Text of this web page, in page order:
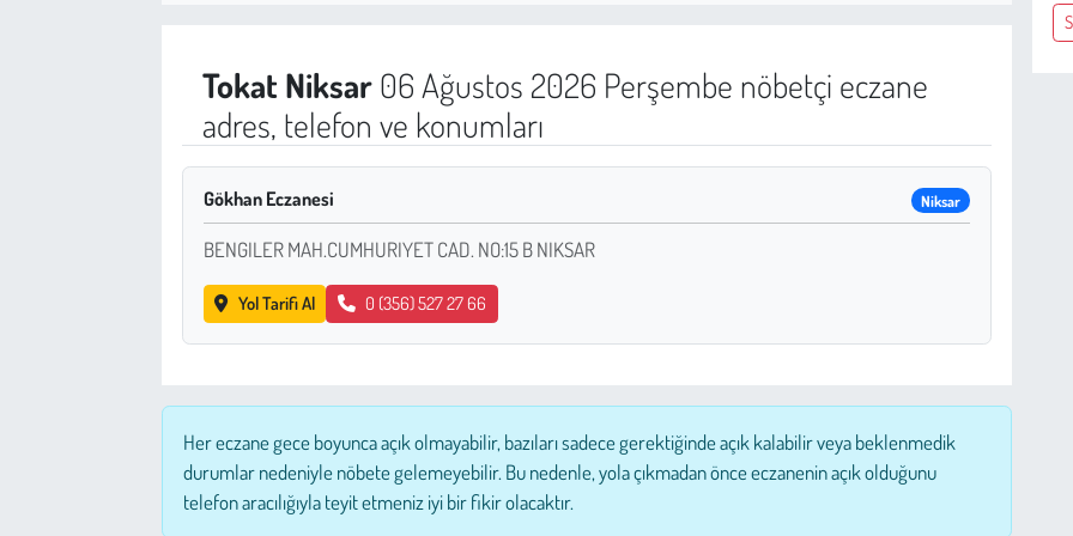
Tokat Niksar06 Ağustos 2026 Perşembe nöbetçi eczane
adres, telefon ve konumları
Gökhan Eczanesi Niksar
BENGILER MAH.CUMHURIYET CAD. NO:15 B NIKSAR
Yol Tarifi Al 0 (356) 527 27 66
Her eczane gece boyunca açık olmayabilir, bazıları sadece gerektiğinde açık kalabilir veya beklenmedik
durumlar nedeniyle nöbete gelemeyebilir. Bu nedenle, yola çıkmadan önce eczanenin açık olduğunu
telefon aracılığıyla teyit etmeniz iyi bir fikir olacaktır.
Bilim - Teknoloji
Hayvan Hakları